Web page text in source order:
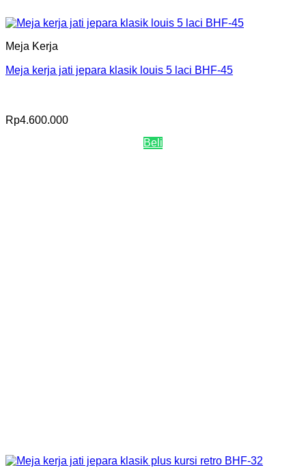
Meja Kerja
Meja kerja jati jepara klasik louis 5 laci BHF-45
Rp4.600.000
Beli